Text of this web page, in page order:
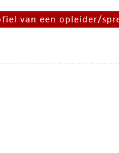
van een opleider/